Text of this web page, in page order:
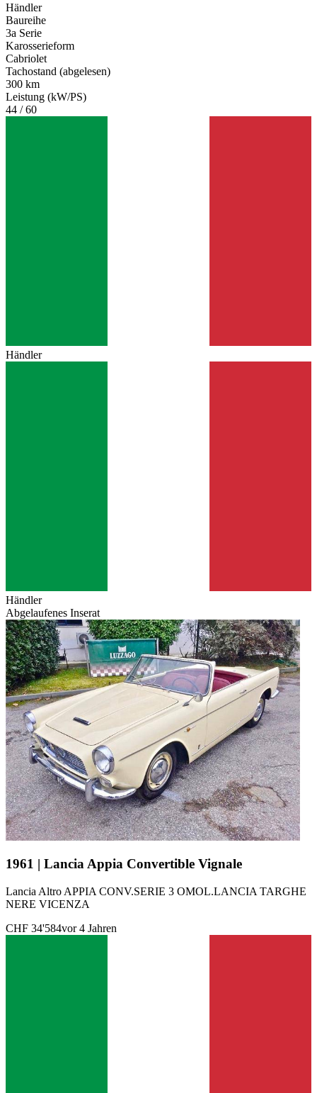
Händler
Baureihe
3a Serie
Karosserieform
Cabriolet
Tachostand (abgelesen)
300 km
Leistung (kW/PS)
44 / 60
Händler
Händler
Abgelaufenes Inserat
1961 | Lancia Appia Convertible Vignale
Lancia Altro APPIA CONV.SERIE 3 OMOL.LANCIA TARGHE
NERE VICENZA
CHF 34'584vor 4 Jahren